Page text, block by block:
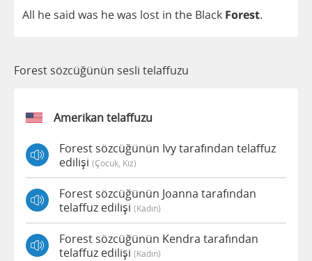
All he said was hewas lost in the Black Forest.
Forest sözcüğünün sesli telaffuzu
Amerikan telaffuzu
Forest sözcüğünün Ivy tarafından telaffuz
edilişi (çocuk, Kız)
Forest sözcüğünün Joanna tarafından
telaffuz edilişi (kadın)
Forest sözcüğünün Kendra tarafından
telaffuz edilişi (kadın)